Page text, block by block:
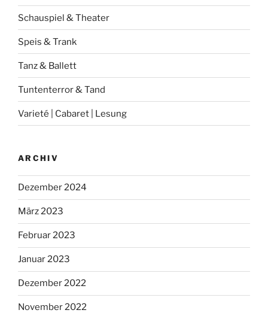
Schauspiel & Theater
Speis & Trank
Tanz & Ballett
Tuntenterror & Tand
Varieté | Cabaret | Lesung
ARCHIV
Dezember 2024
März 2023
Februar 2023
Januar 2023
Dezember 2022
November 2022